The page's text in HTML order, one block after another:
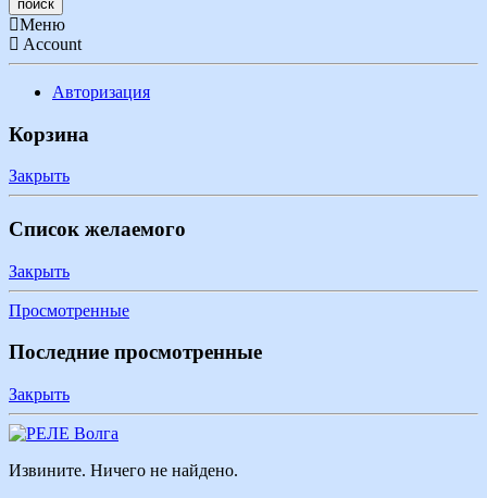
Меню
Account
Авторизация
Корзина
Закрыть
Список желаемого
Закрыть
Просмотренные
Последние просмотренные
Закрыть
Извините. Ничего не найдено.